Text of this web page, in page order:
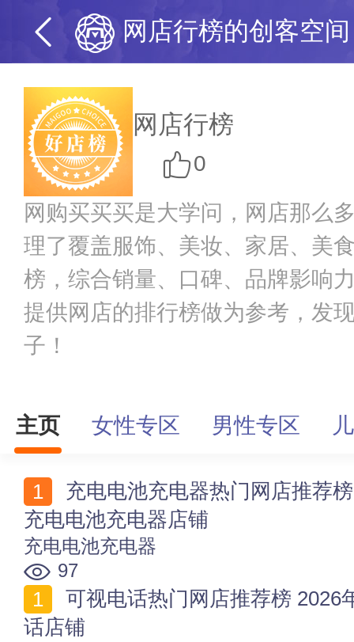
网店行榜的创客空间
网店行榜
0
网购买买买是大学问，网店那么
理了覆盖服饰、美妆、家居、美
榜，综合销量、口碑、品牌影响
提供网店的排行榜做为参考，发
子！
主页 女性专区 男性专区
充电电池充电器店铺
充电电池充电器
97
话店铺